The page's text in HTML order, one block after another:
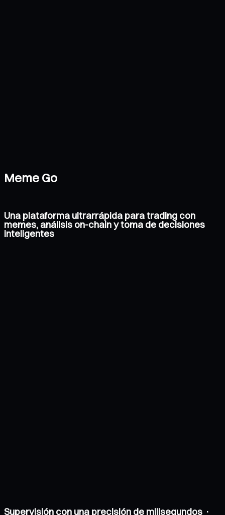
Meme Go
Una plataforma ultrarrápida para trading con
memes, análisis on-chain y toma de decisiones
inteligentes
Supervisión con una precisión de milisegundos ·